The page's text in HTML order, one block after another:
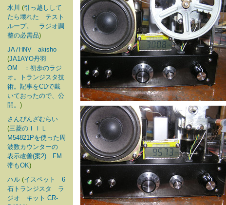
水川 (引っ越しして
たら壊れた テスト
ループ。 ラジオ調
整の必需品)
JA7HNV akisho
(JA1AYO丹羽
OM ：初歩のラジ
オ。トランジスタ技
術。記事をCDで戴
いておったので、公
開。 )
さんぴんざむらい
(三菱のＩＩＬ
M54821Pを使った周
波数カウンターの
表示改善(案2) FM
帯もOK)
ハル (イスペット 6
石トランジスタ ラ
ジオ キット CR-